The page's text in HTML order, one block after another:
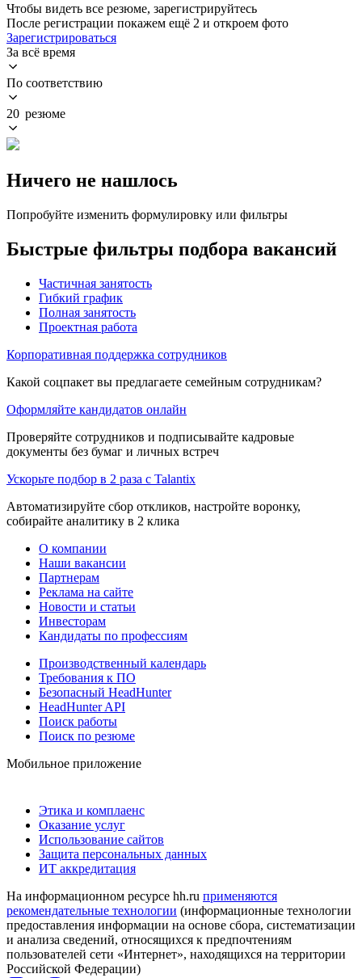
Чтобы видеть все резюме, зарегистрируйтесь
После регистрации покажем ещё 2 и откроем фото
Зарегистрироваться
За всё время
По соответствию
20 резюме
Ничего не нашлось
Попробуйте изменить формулировку или фильтры
Быстрые фильтры подбора вакансий
Частичная занятость
Гибкий график
Полная занятость
Проектная работа
Корпоративная поддержка сотрудников
Какой соцпакет вы предлагаете семейным сотрудникам?
Оформляйте кандидатов онлайн
Проверяйте сотрудников и подписывайте кадровые
документы без бумаг и личных встреч
Ускорьте подбор в 2 раза с Talantix
Автоматизируйте сбор откликов, настройте воронку,
собирайте аналитику в 2 клика
О компании
Наши вакансии
Партнерам
Реклама на сайте
Новости и статьи
Инвесторам
Кандидаты по профессиям
Производственный календарь
Требования к ПО
Безопасный HeadHunter
HeadHunter API
Поиск работы
Поиск по резюме
Мобильное приложение
Этика и комплаенс
Оказание услуг
Использование сайтов
Защита персональных данных
ИТ аккредитация
На информационном ресурсе hh.ru применяются
рекомендательные технологии (информационные технологии
предоставления информации на основе сбора, систематизации
и анализа сведений, относящихся к предпочтениям
пользователей сети «Интернет», находящихся на территории
Российской Федерации)